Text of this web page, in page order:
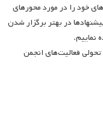
خود را در مورد محورهای
در بهتر برگزار شدن
فعالیت‌های انجمن